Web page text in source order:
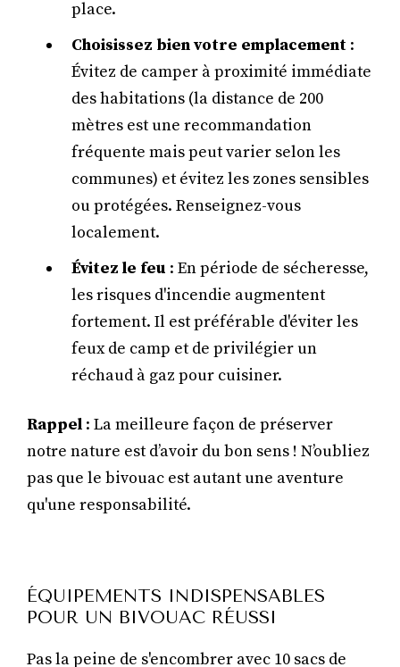
place.
Choisissez bien votre emplacement :
Évitez de camper à proximité immédiate
des habitations (la distance de 200
mètres est une recommandation
fréquente mais peut varier selon les
communes) et évitez les zones sensibles
ou protégées. Renseignez-vous
localement.
Évitez le feu : En période de sécheresse,
les risques d'incendie augmentent
fortement. Il est préférable d'éviter les
feux de camp et de privilégier un
réchaud à gaz pour cuisiner.
Rappel : La meilleure façon de préserver
notre nature est d’avoir du bon sens ! N’oubliez
pas que le bivouac est autant une aventure
qu'une responsabilité.
ÉQUIPEMENTS INDISPENSABLES
POUR UN BIVOUAC RÉUSSI
Pas la peine de s'encombrer avec 10 sacs de